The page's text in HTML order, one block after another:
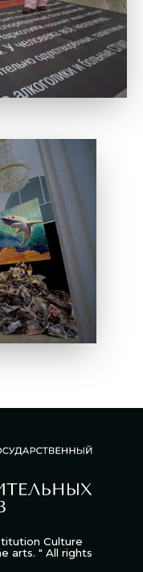
Culture
arts. " All rights